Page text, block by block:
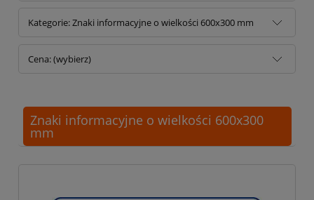
Kategorie: Znaki informacyjne o wielkości 600x300 mm
Cena: (wybierz)
Znaki informacyjne o wielkości 600x300
mm